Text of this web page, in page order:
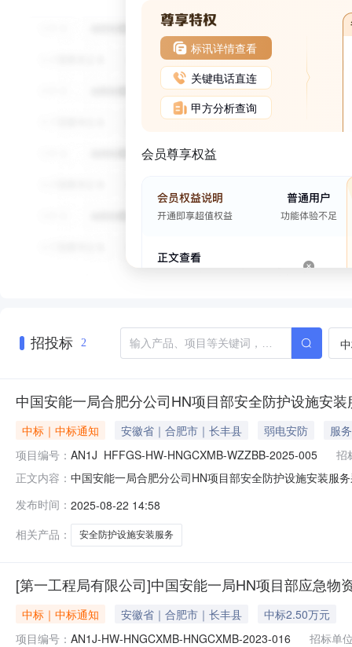
标讯详情查看
关键电话直连
甲方分析查询
会员尊享权益
招投标 2
中国安能一局合肥分公司HN项目部安全防护设施安
中标｜中标通知 安徽省｜合肥市｜长丰县 弱电安防
服务
项目编号： AN1J_HFFGS-HW-HNGCXMB-WZZBB-2025-005
招
正文内容： 中国安能一局合肥分公司HN项目部安全防护设施安装服
第一工程局有限公司\合肥分公司二、采购项目名称：中
WZZBB-20
发布时间： 2025-08-22 14:58
相关产品：
安全防护设施安装服务
[第一工程局有限公司]中国安能一局HN项目部应急物
中标｜中标通知 安徽省｜合肥市｜长丰县
中标2.50万元
项目编号： AN1J-HW-HNGCXMB-HNGCXMB-2023-016
招标单